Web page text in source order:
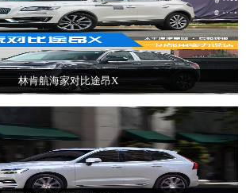
林肯航海家对比途昂X